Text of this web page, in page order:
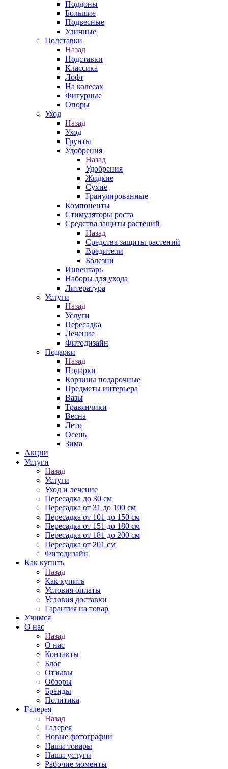
Поддоны
Большие
Подвесные
Уличные
Подставки
Назад
Подставки
Классика
Лофт
На колесах
Фигурные
Опоры
Уход
Назад
Уход
Грунты
Удобрения
Назад
Удобрения
Жидкие
Сухие
Гранулированные
Компоненты
Стимуляторы роста
Средства защиты растений
Назад
Средства защиты растений
Вредители
Болезни
Инвентарь
Наборы для ухода
Литература
Услуги
Назад
Услуги
Пересадка
Лечение
Фитодизайн
Подарки
Назад
Подарки
Корзины подарочные
Предметы интерьера
Вазы
Травянчики
Весна
Лето
Осень
Зима
Акции
Услуги
Назад
Услуги
Уход и лечение
Пересадка до 30 см
Пересадка от 31 до 100 см
Пересадка от 101 до 150 см
Пересадка от 151 до 180 см
Пересадка от 181 до 200 см
Пересадка от 201 см
Фитодизайн
Как купить
Назад
Как купить
Условия оплаты
Условия доставки
Гарантия на товар
Учимся
О нас
Назад
О нас
Контакты
Блог
Отзывы
Обзоры
Бренды
Политика
Галерея
Назад
Галерея
Новые фотографии
Наши товары
Наши услуги
Рабочие моменты